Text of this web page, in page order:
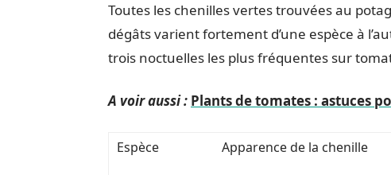
Toutes les chenilles vertes trouvées au
dégâts varient fortement d’une espèce à
trois noctuelles les plus fréquentes sur
A voir aussi : Plants de tomates : astuces
Espèce Apparence de la chenille